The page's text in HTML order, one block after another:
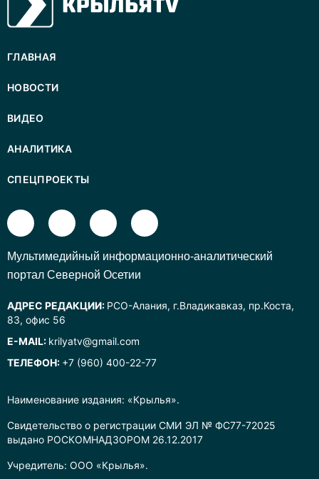
Наименование издания: «Крылья».
Свидетельство о регистрации СМИ ЭЛ № ФС77-72025
выдано РОСКОМНАДЗОРОМ 26.12.2017
Учредитель: ООО «Крылья».
ГЛАВНАЯ
НОВОСТИ
ВИДЕО
АНАЛИТИКА
СПЕЦПРОЕКТЫ
Mультимедийный информационно-аналитический
портал Северной Осетии
АДРЕС РЕДАКЦИИ: РСО-Алания, г.Владикавказ, пр.Коста,
83, офис 56
E-MAIL: krilyatv@gmail.com
ТЕЛЕФОН: +7 (960) 400-22-77